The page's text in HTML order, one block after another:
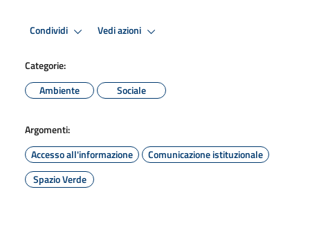
Condividi Vedi azioni
Categorie:
Ambiente
Sociale
Argomenti:
Accesso all'informazione
Comunicazione istituzionale
Spazio Verde